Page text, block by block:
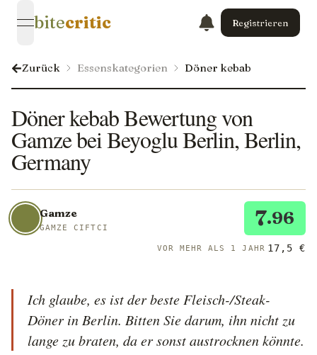
open navigation menu
bitecritic Registrieren
Zurück Essenskategorien Döner kebab
Döner kebab Bewertung von
Gamze bei Beyoglu Berlin, Berlin,
Germany
Gamze
GAMZE CIFTCI 7.96
VOR MEHR ALS 1 JAHR 17,5 €
Ich glaube, es ist der beste Fleisch-/Steak-
Döner in Berlin. Bitten Sie darum, ihn nicht zu
lange zu braten, da er sonst austrocknen könnte.